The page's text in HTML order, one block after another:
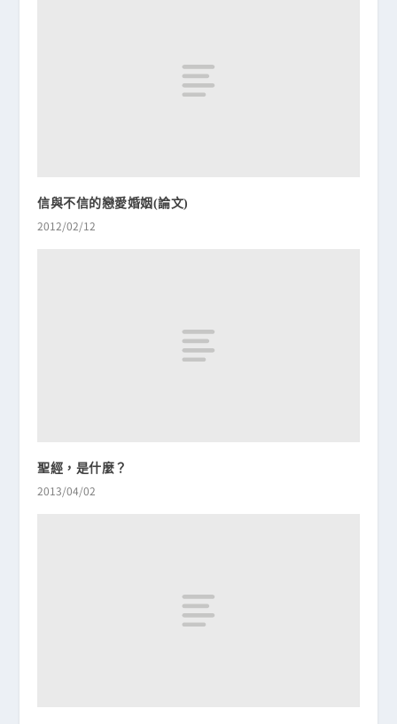
信與不信的戀愛婚姻(論文)
2012/02/12
聖經，是什麼？
2013/04/02